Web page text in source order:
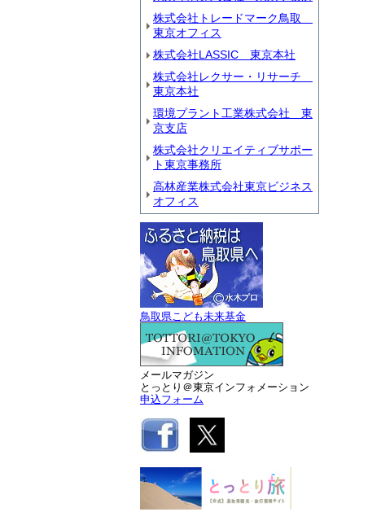
株式会社トレードマーク鳥取
東京オフィス
株式会社LASSIC 東京本社
株式会社レクサー・リサーチ
東京本社
環境プラント工業株式会社 東
京支店
株式会社クリエイティブサポー
ト東京事務所
高林産業株式会社東京ビジネス
オフィス
鳥取県こども未来基金
メールマガジン
とっとり＠東京インフォメーション
申込フォーム